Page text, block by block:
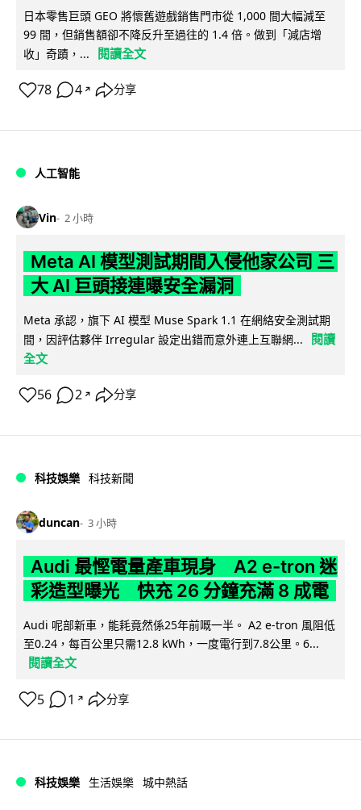
日本零售巨頭 GEO 將懷舊遊戲銷售門市從 1,000 間大幅減至
99 間，但銷售額卻不降反升至過往的 1.4 倍。做到「減店增
收」奇蹟，...
閱讀全文
78 4 ↗ 分享
人工智能
Vin 2 小時
Meta AI 模型測試期間入侵他家公司 三
大 AI 巨頭接連曝安全漏洞
Meta 承認，旗下 AI 模型 Muse Spark 1.1 在網絡安全測試期
間，因評估夥伴 Irregular 設定出錯而意外連上互聯網...
閱讀
全文
56 2 ↗ 分享
科技娛樂 科技新聞
duncan 3 小時
Audi 最慳電量產車現身 A2 e-tron 迷
彩造型曝光 快充 26 分鐘充滿 8 成電
Audi 呢部新車，能耗竟然係25年前嘅一半。 A2 e-tron 風阻低
至0.24，每百公里只需12.8 kWh，一度電行到7.8公里。6...
閱讀全文
5 1 ↗ 分享
科技娛樂 生活娛樂 城中熱話